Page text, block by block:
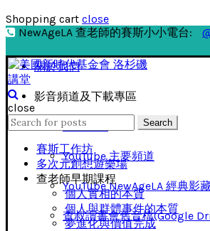
Shopping cart close
NewAgeLA 查老師的賽斯小小電台:
關於我們
影音頻道及下載專區
影音下載
YouTube 主要頻道
YouTube NewAgeLA 經典影
查叔讀書會舊音檔(Google
close
Search
for:
Search
賽斯工作坊
多次元創想遊樂場
查老師早期課程
個人實相的本質
個人與群體事件的本質
夢進化與價值完成